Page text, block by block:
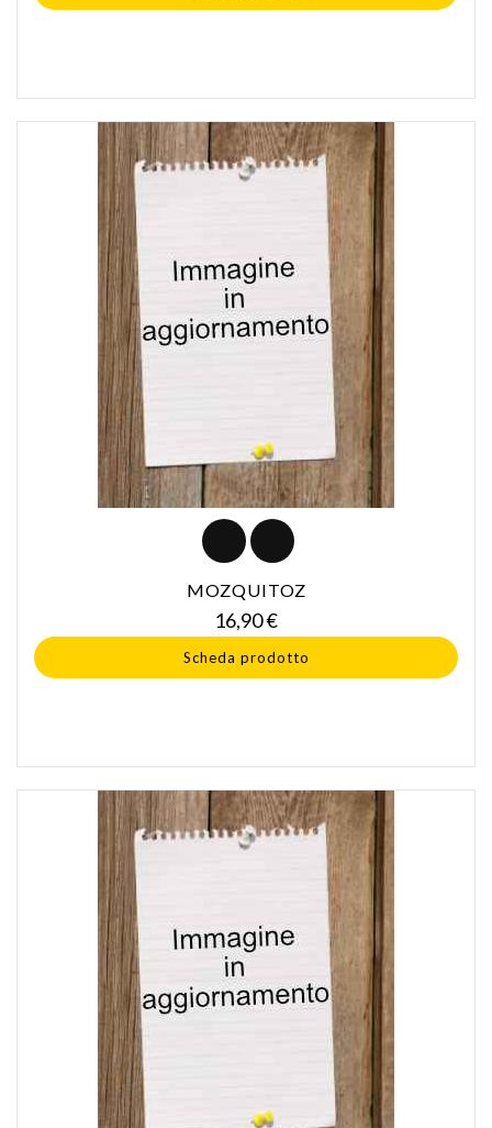
MOZQUITOZ
16,90 €Prezzo
Scheda prodotto